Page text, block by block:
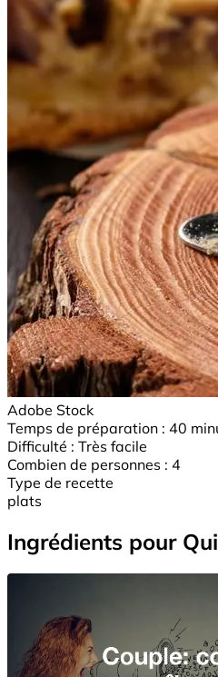
Adobe Stock
Temps de préparation : 40
Difficulté : Très facile
Combien de personnes : 4
Type de recette
plats
Ingrédients pour